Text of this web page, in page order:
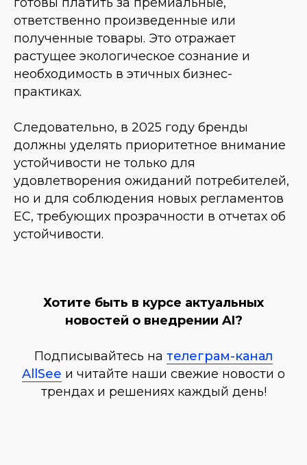
ответственно произведенные или
полученные товары. Это отражает
растущее экологическое сознание и
необходимость в этичных бизнес-
практиках.
Следовательно, в 2025 году бренды
должны уделять приоритетное внимание
устойчивости не только для
удовлетворения ожиданий потребителей,
но и для соблюдения новых регламентов
ЕС, требующих прозрачности в отчетах об
устойчивости.
Хотите быть в курсе актуальных
новостей о внедрении AI?
Подписывайтесь на телеграм-канал
AllSee и читайте наши свежие новости о
трендах и решениях каждый день!